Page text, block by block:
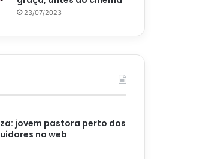
23/07/2023
jovem pastora perto dos
na web